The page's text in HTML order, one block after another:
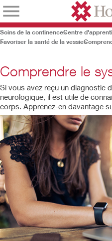
Soins de la continenceCentre
Favoriser la santé de la vessie
Comprendre le
Si vous avez reçu un diagnostic
neurologique, il est utile de
corps. Apprenez-en davantage